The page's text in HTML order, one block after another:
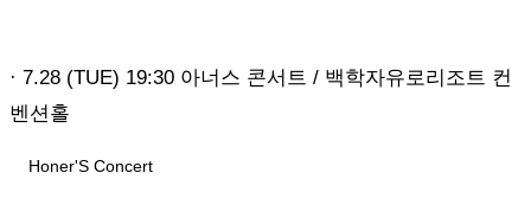
· 7.28 (TUE) 19:30 아너스 콘서트 / 백학자유로리조트 컨
벤션홀
Honer'S Concert